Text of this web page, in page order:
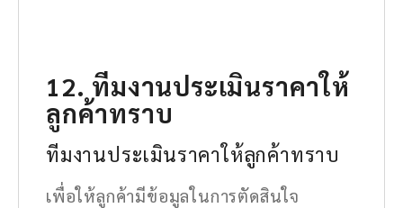
12. ทีมงานประเมินราคาให้
ลูกค้าทราบ
ทีมงานประเมินราคาให้ลูกค้าทราบ
เพื่อให้ลูกค้ามีข้อมูลในการตัดสินใจ